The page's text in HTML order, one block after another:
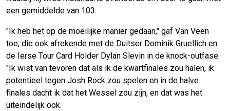
een gemiddelde van 103.
"Ik heb het op de moeilijke manier gedaan," gaf Van Veen
toe, die ook afrekende met de Duitser Dominik Gruellich en
de Ierse Tour Card Holder Dylan Slevin in de knock-outfase.
"Ik wist van tevoren dat als ik de kwartfinales zou halen, ik
potentieel tegen Josh Rock zou spelen en in de halve
finales dacht ik dat het Wessel zou zijn, en dat was het
uiteindelijk ook.